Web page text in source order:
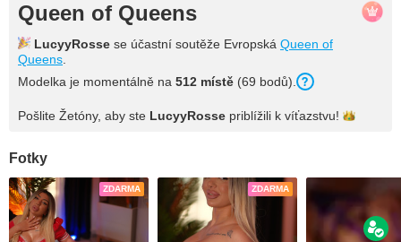
Queen of Queens
LucyyRosse se účastní soutěže Evropská Queen of
Queens
Modelka je momentálně na 512 místě (69 bodů).
Pošlite Žetóny, aby ste LucyyRosse priblížili k víťazstvu!
Fotky
ZDARMA ZDARMA